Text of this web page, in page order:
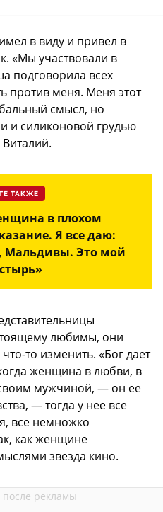
в виду и привел в
«Мы участвовали в
подговорила всех
против меня. Меня этот
смысл, но
и силиконовой грудью
ТАКЖЕ
в плохом
Я все даю:
Мальдивы. Это мой
любимы, они
то изменить. «Бог дает
женщина в любви, в
мужчиной, — он ее
— тогда у нее все
все немножко
как женщине
звезда кино.